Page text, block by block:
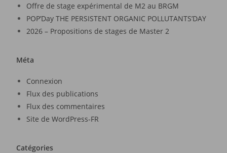
Offre de stage expérimental de M2 au BRGM
POP’Day THE PERSISTENT ORGANIC POLLUTANTS’DAY
2026 – Propositions de stages de Master 2
Méta
Connexion
Flux des publications
Flux des commentaires
Site de WordPress-FR
Catégories